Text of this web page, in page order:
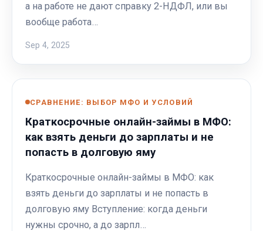
а на работе не дают справку 2-НДФЛ, или вы
вообще работа…
Sep 4, 2025
СРАВНЕНИЕ: ВЫБОР МФО И УСЛОВИЙ
Краткосрочные онлайн-займы в МФО:
как взять деньги до зарплаты и не
попасть в долговую яму
Краткосрочные онлайн-займы в МФО: как
взять деньги до зарплаты и не попасть в
долговую яму Вступление: когда деньги
нужны срочно, а до зарпл…